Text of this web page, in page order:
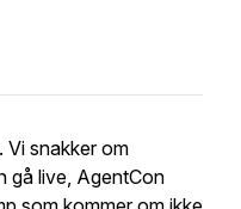
Vi snakker om
gå live, AgentCon